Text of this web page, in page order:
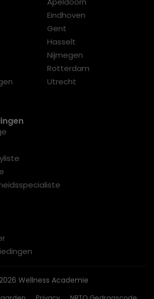
Eindhoven
Gent
Hasselt
Nijmegen
Rotterdam
Utrecht
Wellness Academie